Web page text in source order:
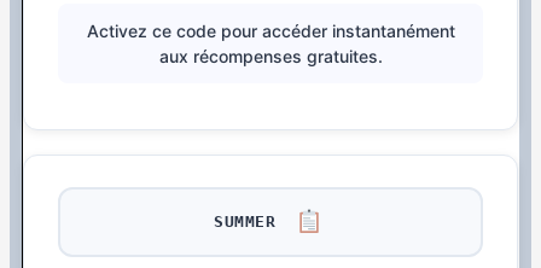
Activez ce code pour accéder instantanément
aux récompenses gratuites.
SUMMER